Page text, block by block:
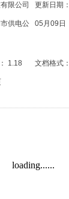
限公司
供电公
更新日期：
05月09日
1.18 文档格式：